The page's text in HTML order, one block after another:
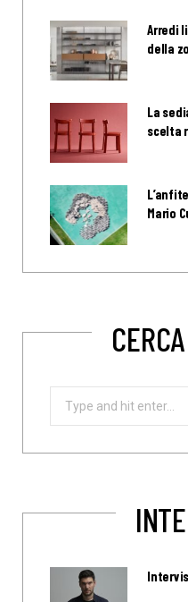
Arredi
della
La
scelta
Mario